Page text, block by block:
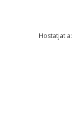
Comentari *
Hostatjat a: